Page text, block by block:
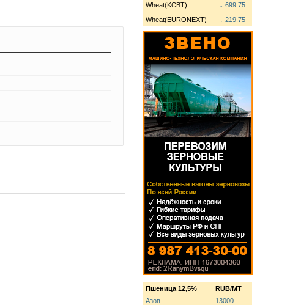
Wheat(KCBT)
↓ 699.75
Wheat(EURONEXT)
↓ 219.75
Пшеница 12,5%
RUB/MT
Азов
13000